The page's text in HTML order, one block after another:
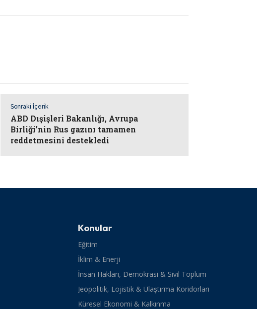
Sonraki İçerik
ABD Dışişleri Bakanlığı, Avrupa
Birliği’nin Rus gazını tamamen
reddetmesini destekledi
Konular
Eğitim
İklim & Enerji
İnsan Hakları, Demokrasi & Sivil Toplum
Jeopolitik, Lojistik & Ulaştırma Koridorları
Küresel Ekonomi & Kalkınma